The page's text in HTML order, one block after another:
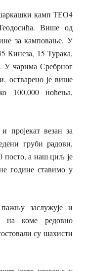
камп ТЕО4
Више од
за камповање. У
Кинеза, 15 Турака,
У чарима Сребрног
остварено је више
100.000 ноћења,
пројекат везан за
груби радови,
посто, а наш циљ је
године ставимо у
заслужује и
на коме редовно
су шахисти